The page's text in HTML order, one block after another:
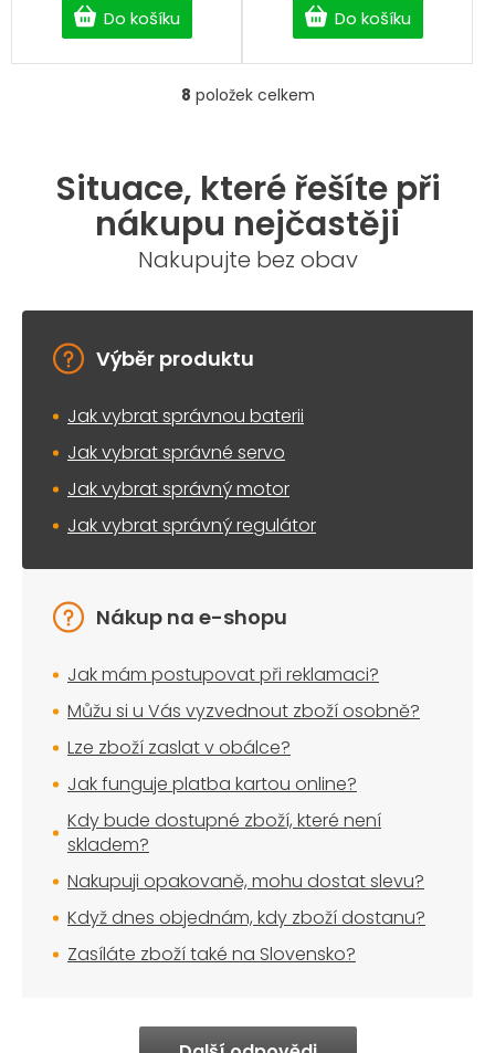
Do košíku Do košíku
O
d
a
c
í
p
v
y
p
s
u
8 položek celkem
Situace, které řešíte při
nákupu nejčastěji
Nakupujte bez obav
Výběr produktu
Jak vybrat správnou baterii
Jak vybrat správné servo
Jak vybrat správný motor
Jak vybrat správný regulátor
Nákup na e-shopu
Jak mám postupovat při reklamaci?
Můžu si u Vás vyzvednout zboží osobně?
Lze zboží zaslat v obálce?
Jak funguje platba kartou online?
Kdy bude dostupné zboží, které není
skladem?
Nakupuji opakovaně, mohu dostat slevu?
Když dnes objednám, kdy zboží dostanu?
Zasíláte zboží také na Slovensko?